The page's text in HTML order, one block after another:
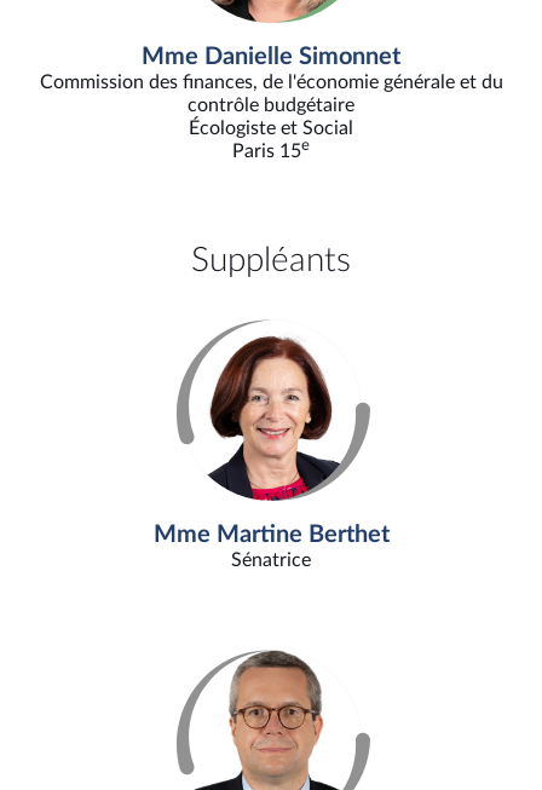
Mme Danielle Simonnet
Commission des finances, de l'économie générale et du
contrôle budgétaire
Écologiste et Social
Paris 15e
Suppléants
Mme Martine Berthet
Sénatrice